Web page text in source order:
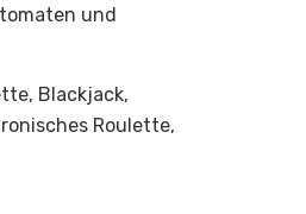
und
Blackjack,
Roulette,